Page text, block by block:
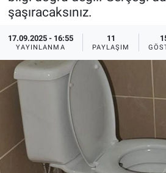
şaşıracaksınız.
17.09.2025 - 16:55
YAYINLANMA
11
PAYLAŞIM
Ege Saati
Ege'den Esintiler
Eğitim
Eğlence
Ekonomi
Forum
Yayın Akışı
İletişim
Haber Arşivi